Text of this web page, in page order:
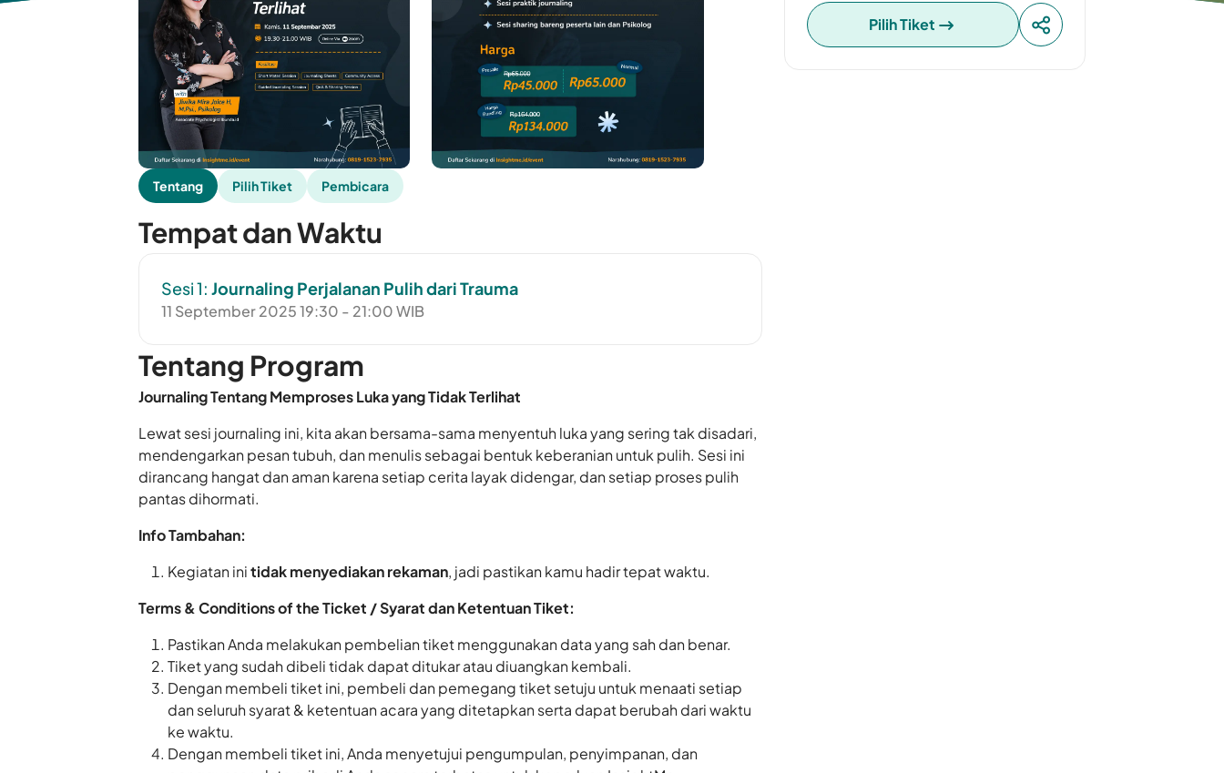
Tentang Pilih Tiket Pembicara
Tempat dan Waktu
Sesi 1: Journaling Perjalanan Pulih dari Trauma
11 September 2025 19:30 - 21:00 WIB
Tentang Program
JournalingTentang Memproses Luka yang Tidak Terlihat
Lewat sesi journaling ini, kita akan bersama-sama menyentuh luka yang sering tak disadari,
mendengarkan pesan tubuh, dan menulis sebagai bentuk keberanian untuk pulih. Sesi ini
dirancang hangat dan aman karena setiap cerita layak didengar, dan setiap proses pulih
pantas dihormati.
Info Tambahan:
Kegiatan initidak menyediakan rekaman, jadi pastikan kamu hadir tepat waktu.
Terms & Conditions of the Ticket / Syarat dan Ketentuan Tiket:
Pastikan Anda melakukan pembelian tiket menggunakan data yang sah dan benar.
Tiket yang sudah dibeli tidak dapat ditukar atau diuangkan kembali.
Dengan membeli tiket ini, pembeli dan pemegang tiket setuju untuk menaati setiap
dan seluruh syarat & ketentuan acara yang ditetapkan serta dapat berubah dari waktu
ke waktu.
Dengan membeli tiket ini, Anda menyetujui pengumpulan, penyimpanan, dan
Pilih Tiket